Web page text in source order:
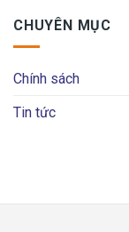
CHUYÊN MỤC
Chính sách
Tin tức